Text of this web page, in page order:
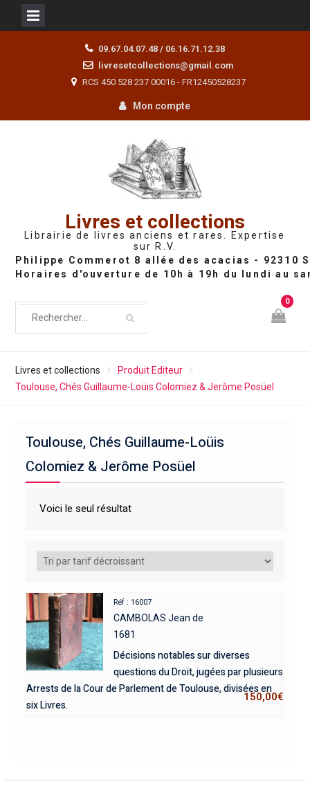
09.67.04.07.48 / 06.16.71.12.38
livresetcollections@gmail.com
RCS 450 528 237 00016 - FR12450528237
Mon compte
Livres et collections
Librairie de livres anciens et rares. Expertise
sur R.V.
0
Livres et collections
Produit Editeur
Toulouse, Chés Guillaume-Loüis Colomiez & Jerôme Posüel
Toulouse, Chés Guillaume-Loüis
Colomiez & Jerôme Posüel
Voici le seul résultat
Réf : 16007
CAMBOLAS Jean de
1681
Décisions notables sur diverses
questions du Droit, jugées par plusieurs
Arrests de la Cour de Parlement de Toulouse, divisées en
six Livres.
150,00€